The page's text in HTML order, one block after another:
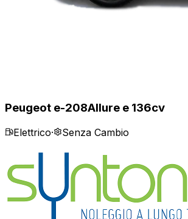
Peugeot e-208Allure e 136cv
Elettrico· Senza Cambio